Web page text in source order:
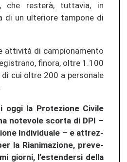
che resterà, tut­ta­via, in
di un ul­te­rio­re tam­po­ne di
attività di cam­pio­na­men­to
fi­no­ra, oltre 1.100
cui oltre 200 a per­so­na­le
oggi la Pro­te­zio­ne Ci­vi­le
no­te­vo­le scor­ta di DPI –
In­di­vi­dua­le – e at­tre­z­
la Riani­ma­zio­ne, pre­ve­
gior­ni, l’es­ten­der­si della